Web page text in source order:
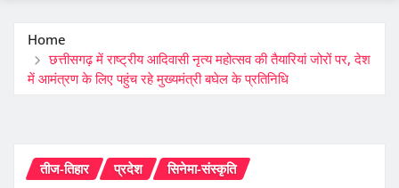
Home
छत्तीसगढ़ में राष्ट्रीय आदिवासी नृत्य महोत्सव की तैयारियां जोरों पर, देश
में आमंत्रण के लिए पहुंच रहे मुख्यमंत्री बघेल के प्रतिनिधि
तीज-तिहार प्रदेश सिनेमा-संस्कृति